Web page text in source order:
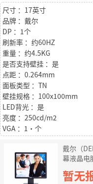
尺寸 ：17英寸
品牌 ：戴尔
DP ：1个
刷新率 ：约60HZ
重量 ：约4.5KG
是否支持壁挂 ：是
点距 ：0.264mm
面板类型 ：TN
壁挂规格 ：100x100mm
LED背光 ：是
亮度 ：250cd/m2
VGA ：1·个
戴尔（
幕液晶电
暂无